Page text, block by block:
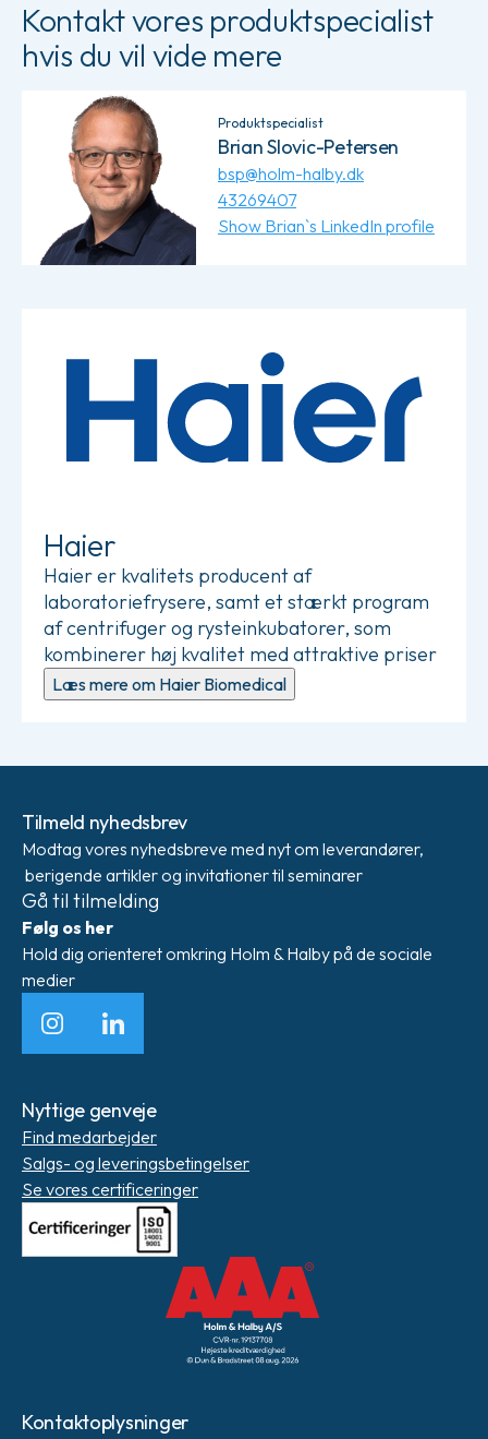
Kontakt vores produktspecialist
hvis du vil vide mere
Produktspecialist
Brian Slovic-Petersen
bsp@holm-halby.dk
43269407
Show Brian`s LinkedIn profile
Haier
Haier er kvalitets producent af
laboratoriefrysere, samt et stærkt program
af centrifuger og rysteinkubatorer, som
kombinerer høj kvalitet med attraktive priser
Læs mere om Haier Biomedical
Tilmeld nyhedsbrev
Modtag vores nyhedsbreve med nyt om leverandører,
berigende artikler og invitationer til seminarer
Gå til tilmelding
Følg os her
Hold dig orienteret omkring Holm & Halby på de sociale
medier
InstagramLinkedIn
Nyttige genveje
Find medarbejder
Salgs- og leveringsbetingelser
Se vores certificeringer
Kontaktoplysninger